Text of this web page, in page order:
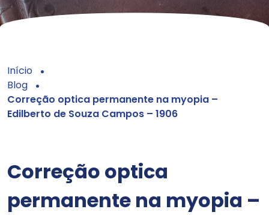
Início
Blog
Correção optica permanente na myopia –
Edilberto de Souza Campos – 1906
Correção optica
permanente na myopia –